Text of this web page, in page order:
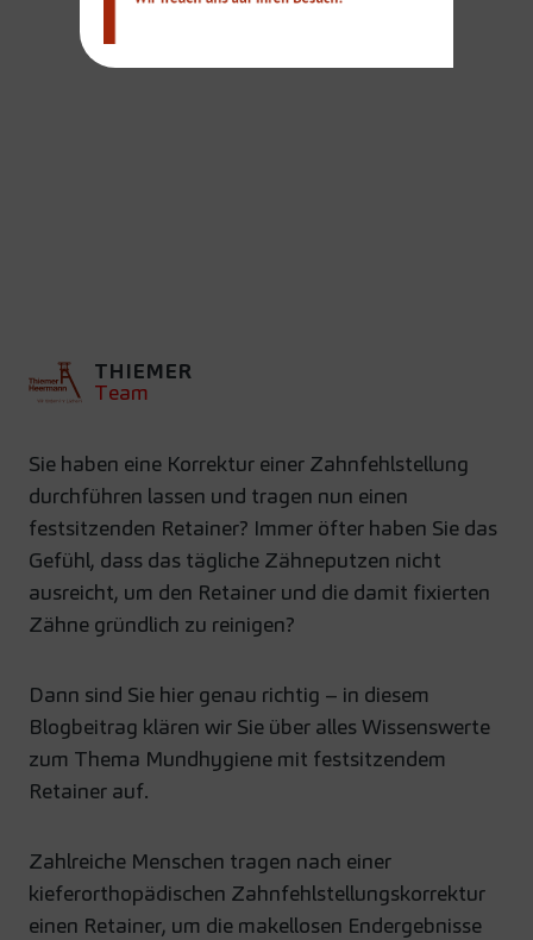
RICHTIGE
THIEMER
Team
Sie haben eine Korrektur einer Zahnfehlstellung
durchführen lassen und tragen nun einen
festsitzenden Retainer? Immer öfter haben Sie das
Gefühl, dass das tägliche Zähneputzen nicht
ausreicht, um den Retainer und die damit fixierten
Zähne gründlich zu reinigen?
Dann sind Sie hier genau richtig – in diesem
Blogbeitrag klären wir Sie über alles Wissenswerte
zum Thema Mundhygiene mit festsitzendem
Retainer auf.
Zahlreiche Menschen tragen nach einer
kieferorthopädischen Zahnfehlstellungskorrektur
einen Retainer, um die makellosen Endergebnisse